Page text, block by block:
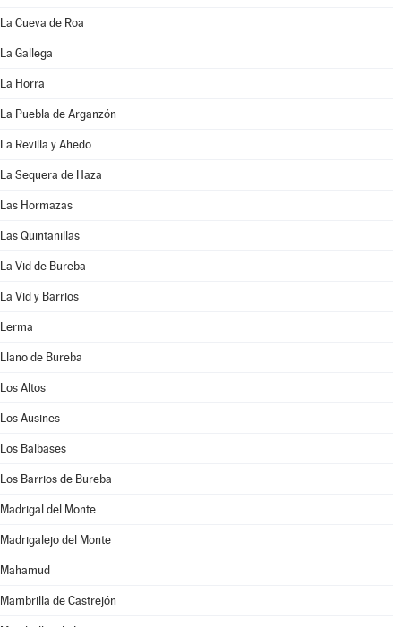
La Cueva de Roa
La Gallega
La Horra
La Puebla de Arganzón
La Revilla y Ahedo
La Sequera de Haza
Las Hormazas
Las Quintanillas
La Vid de Bureba
La Vid y Barrios
Lerma
Llano de Bureba
Los Altos
Los Ausines
Los Balbases
Los Barrios de Bureba
Madrigal del Monte
Madrigalejo del Monte
Mahamud
Mambrilla de Castrejón